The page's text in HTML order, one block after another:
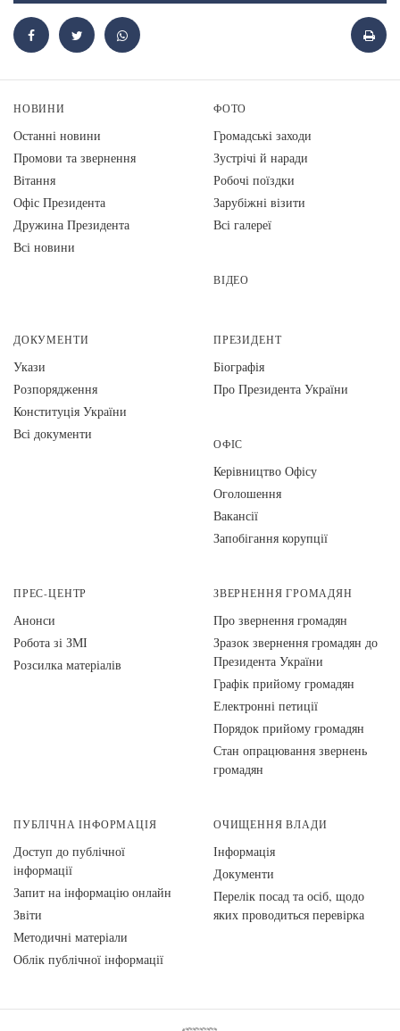
НОВИНИ
Останні новини
Промови та звернення
Вiтання
Офіс Президента
Дружина Президента
Всі новини
ФОТО
Громадські заходи
Зустрічі й наради
Робочі поїздки
Зарубіжні візити
Всі галереї
ВІДЕО
ДОКУМЕНТИ
Укази
Розпорядження
Конституція України
Всі документи
ПРЕЗИДЕНТ
Біографія
Про Президента України
ОФІС
Керівництво Офісу
Оголошення
Вакансії
Запобігання корупції
ПРЕС-ЦЕНТР
Анонси
Робота зі ЗМІ
Розсилка матеріалів
ЗВЕРНЕННЯ ГРОМАДЯН
Про звернення громадян
Зразок звернення громадян до
Президента України
Графік прийому громадян
Електронні петиції
Порядок прийому громадян
Стан опрацювання звернень
громадян
ПУБЛІЧНА ІНФОРМАЦІЯ
Доступ до публічної
інформації
Запит на інформацію онлайн
Звіти
Методичні матеріали
Облік публічної інформації
ОЧИЩЕННЯ ВЛАДИ
Інформація
Документи
Перелік посад та осіб, щодо
яких проводиться перевірка